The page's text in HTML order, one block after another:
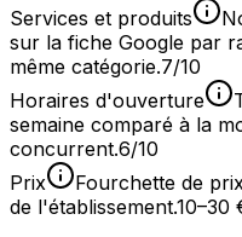
Services et produits
sur la fiche Google par
même catégorie.7/10
Horaires d'ouverture
semaine comparé à la
concurrent.6/10
Prix
Fourchette de
de l'établissement.10–30